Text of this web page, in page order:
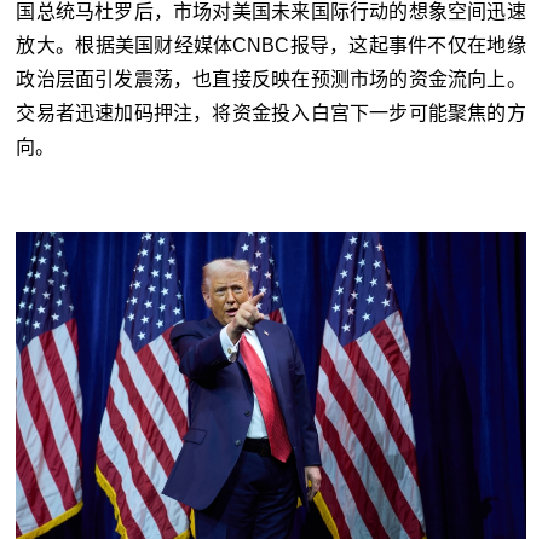
国总统马杜罗后，市场对美国未来国际行动的想象空间迅速
放大。根据美国财经媒体CNBC报导，这起事件不仅在地缘
政治层面引发震荡，也直接反映在预测市场的资金流向上。
交易者迅速加码押注，将资金投入白宫下一步可能聚焦的方
向。